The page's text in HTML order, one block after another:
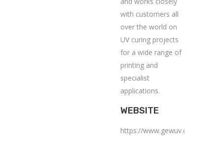
with customers all
over the world on
UV curing projects
for a wide range of
printing and
specialist
applications.
WEBSITE
https://www.gewuv.com/